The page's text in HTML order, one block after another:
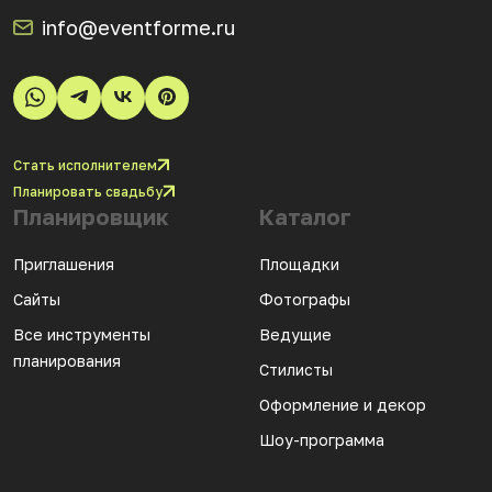
info@eventforme.ru
Стать исполнителем
Планировать свадьбу
Планировщик
Приглашения
Сайты
Все инструменты
планирования
Каталог
Площадки
Фотографы
Ведущие
Стилисты
Оформление и декор
Шоу-программа